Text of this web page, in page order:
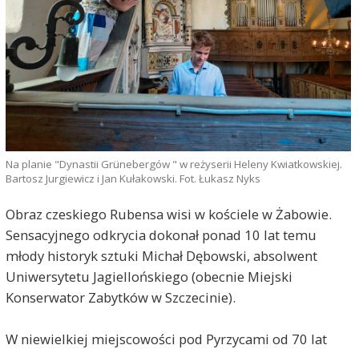
Na planie "Dynastii Grünebergów " w reżyserii Heleny Kwiatkowskiej.
Bartosz Jurgiewicz i Jan Kułakowski. Fot. Łukasz Nyks
Obraz czeskiego Rubensa wisi w kościele w Żabowie.
Sensacyjnego odkrycia dokonał ponad 10 lat temu
młody historyk sztuki Michał Dębowski, absolwent
Uniwersytetu Jagiellońskiego (obecnie Miejski
Konserwator Zabytków w Szczecinie).
W niewielkiej miejscowości pod Pyrzycami od 70 lat